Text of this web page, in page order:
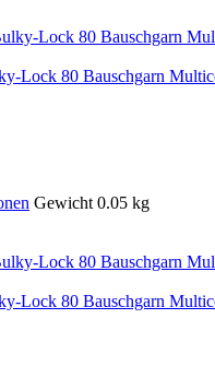
Lock 80 Bauschgarn
Gewicht 0.05 kg
Lock 80 Bauschgarn